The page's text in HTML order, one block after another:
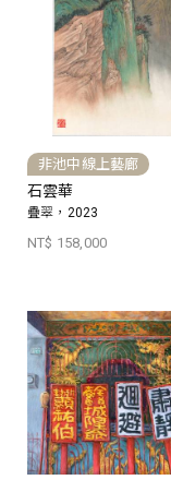
非池中線上藝廊
石雲華
疊翠，2023
NT$ 158,000